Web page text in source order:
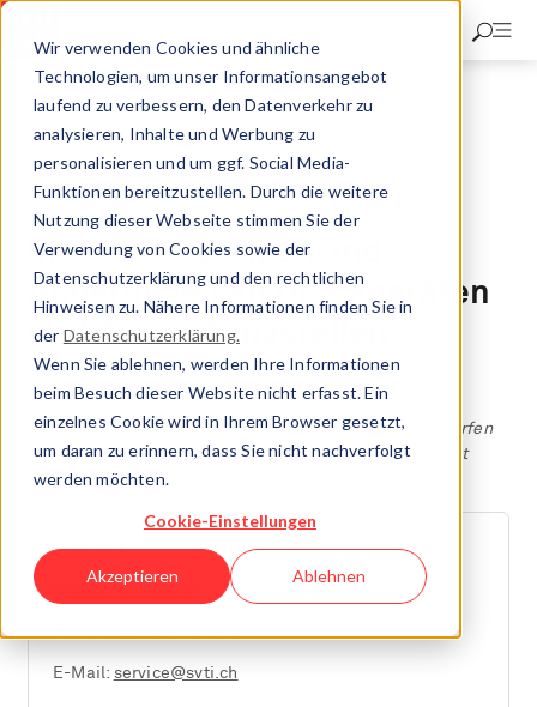
Wir verwenden Cookies und ähnliche
Technologien, um unser Informationsangebot
laufend zu verbessern, den Datenverkehr zu
analysieren, Inhalte und Werbung zu
personalisieren und um ggf. Social Media-
Funktionen bereitzustellen. Durch die weitere
Nutzung dieser Webseite stimmen Sie der
Verwendung von Cookies sowie der
Datenschutzerklärung und den rechtlichen
Hinweisen zu. Nähere Informationen finden Sie in
der Datenschutzerklärung.
Wenn Sie ablehnen, werden Ihre Informationen
beim Besuch dieser Website nicht erfasst. Ein
einzelnes Cookie wird in Ihrem Browser gesetzt,
um daran zu erinnern, dass Sie nicht nachverfolgt
werden möchten.
Cookie-Einstellungen
Akzeptieren Ablehnen
Direkt
Kesselinspektorat
Instandsetzungen und
Änderungen an Druckgeräten
und Ausrüstungsteilen
Art. 15 DGVV Instandsetzungen und Änderungen:
Instandsetzungen und Änderungen an Druckgeräten dürfen
nur in Absprache mit der Fachorganisation durchgeführt
werden.
KONTAKT
E-Mail: service@svti.ch